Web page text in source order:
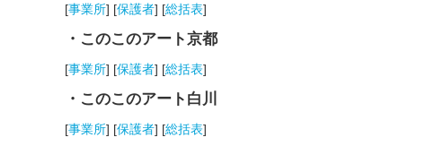
[事業所] [保護者] [総括表]
・このこのアート京都
[事業所] [保護者] [総括表]
・このこのアート白川
[事業所] [保護者] [総括表]